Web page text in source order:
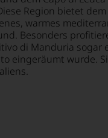
Region bietet dem
warmes
Besonders
di Manduria sogar
eingeräumt wurde.